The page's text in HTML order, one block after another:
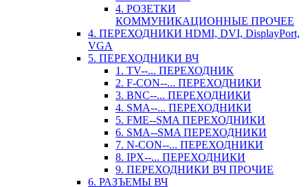
4. РОЗЕТКИ
КОММУНИКАЦИОННЫЕ ПРОЧЕЕ
4. ПЕРЕХОДНИКИ HDMI, DVI, DisplayPort,
VGA
5. ПЕРЕХОДНИКИ ВЧ
1. TV--... ПЕРЕХОДНИК
2. F-CON--... ПЕРЕХОДНИКИ
3. BNC--... ПЕРЕХОДНИКИ
4. SMA--... ПЕРЕХОДНИКИ
5. FME--SMA ПЕРЕХОДНИКИ
6. SMA--SMA ПЕРЕХОДНИКИ
7. N-CON--... ПЕРЕХОДНИКИ
8. IPX--... ПЕРЕХОДНИКИ
9. ПЕРЕХОДНИКИ ВЧ ПРОЧИЕ
6. РАЗЪЕМЫ ВЧ